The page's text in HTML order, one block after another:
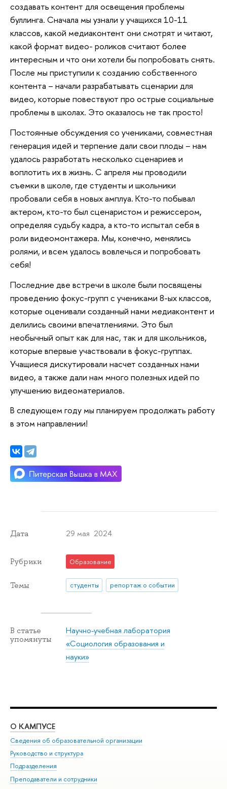
создавать контент для освещения проблемы
буллинга. Сначала мы узнали у учащихся 10-11
классов, какой медиаконтент они смотрят и читают,
какой формат видео- роликов считают более
интересным и что они хотели бы попробовать снять.
После мы приступили к созданию собственного
контента – начали разрабатывать сценарии для
видео, которые повествуют про острые социальные
проблемы в школах. Это оказалось не так просто!
Постоянные обсуждения со учениками, совместная
генерация идей и терпение дали свои плоды – нам
удалось разработать несколько сценариев и
воплотить их в жизнь. С апреля мы проводили
съемки в школе, где студенты и школьники
пробовали себя в новых амплуа. Кто-то побывал
актером, кто-то был сценаристом и режиссером,
определяя судьбу кадра, а кто-то испытал себя в
роли видеомонтажера. Мы, конечно, менялись
ролями, и всем удалось вовлечься и попробовать
себя!
Последние две встречи в школе были посвящены
проведению фокус-групп с учениками 8-ых классов,
которые оценивали созданный нами медиаконтент и
делились своими впечатлениями. Это был
необычный опыт как для нас, так и для школьников,
которые впервые участвовали в фокус-группах.
Учащиеся дискутировали насчет созданных нами
видео, а также дали нам много полезных идей по
улучшению видеоматериалов.
В следующем году мы планируем продолжать работу
в этом направлении!
Дата 29 мая 2024
Рубрики Образование
Темы студенты репортаж о событии
В статье
упомянуты
Научно-учебная лаборатория
«Социология образования и
науки»
О КАМПУСЕ
Сведения об образовательной организации
Руководство и структура
Подразделения
Преподаватели и сотрудники